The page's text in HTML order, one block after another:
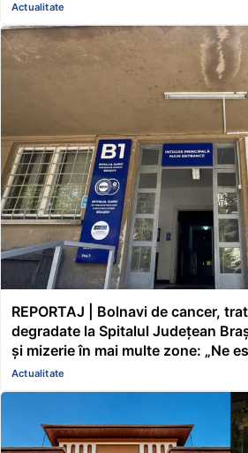
pe mine de ce nu s-au renovat în
Actualitate
REPORTAJ | Bolnavi de cancer,
degradate la Spitalul Județean
și mizerie în mai multe zone: „Ne
cadă tavanul în cap” FOTO/VIDEO
Actualitate